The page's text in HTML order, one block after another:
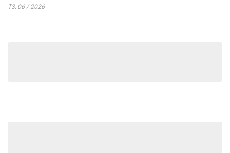
T3, 06 / 2026